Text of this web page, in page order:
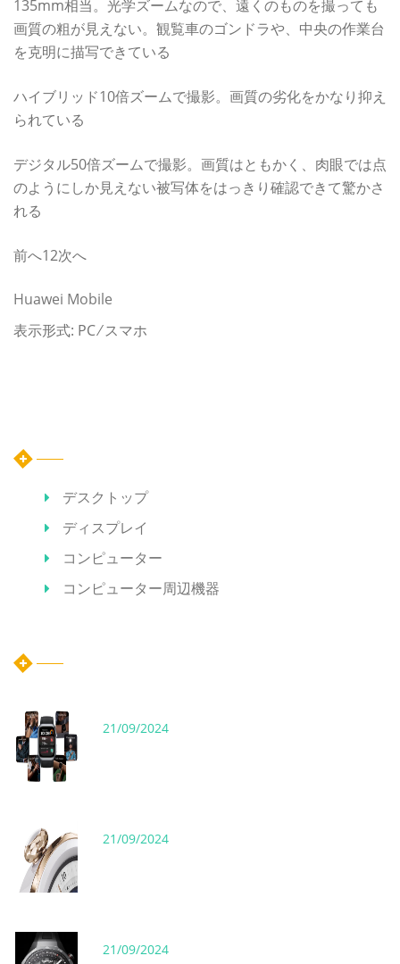
135mm相当。光学ズームなので、遠くのものを撮っても
画質の粗が見えない。観覧車のゴンドラや、中央の作業台
を克明に描写できている
ハイブリッド10倍ズームで撮影。画質の劣化をかなり抑え
られている
デジタル50倍ズームで撮影。画質はともかく、肉眼では点
のようにしか見えない被写体をはっきり確認できて驚かさ
れる
前へ12次へ
Huawei Mobile
表示形式: PC ⁄ スマホ
デスクトップ
ディスプレイ
コンピューター
コンピューター周辺機器
21/09/2024
21/09/2024
21/09/2024